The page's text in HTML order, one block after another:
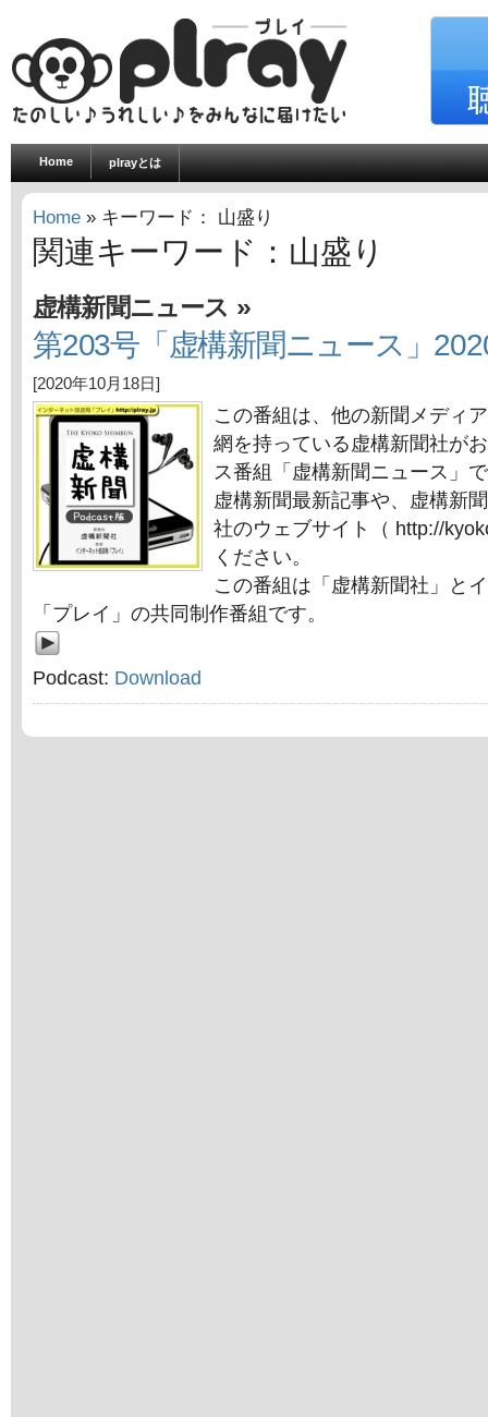
Home plrayとは
Home » キーワード： 山盛り
関連キーワード：山盛り
虚構新聞ニュース »
第203号「虚構新聞ニュース」
[2020年10月18日]
この番組は、他の新聞メディ
網を持っている虚構新聞社が
ス番組「虚構新聞ニュース」
虚構新聞最新記事や、虚構新
社のウェブサイト（ http://
ください。
この番組は「虚構新聞社」と
「プレイ」の共同制作番組です。
Podcast: Download